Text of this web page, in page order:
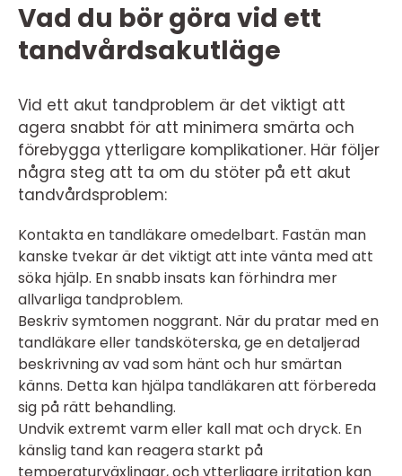
Vad du bör göra vid ett
tandvårdsakutläge
Vid ett akut tandproblem är det viktigt att
agera snabbt för att minimera smärta och
förebygga ytterligare komplikationer. Här följer
några steg att ta om du stöter på ett akut
tandvårdsproblem:
Kontakta en tandläkare omedelbart. Fastän man
kanske tvekar är det viktigt att inte vänta med att
söka hjälp. En snabb insats kan förhindra mer
allvarliga tandproblem.
Beskriv symtomen noggrant. När du pratar med en
tandläkare eller tandsköterska, ge en detaljerad
beskrivning av vad som hänt och hur smärtan
känns. Detta kan hjälpa tandläkaren att förbereda
sig på rätt behandling.
Undvik extremt varm eller kall mat och dryck. En
känslig tand kan reagera starkt på